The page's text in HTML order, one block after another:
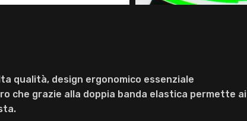
qualità, design ergonomico essenziale
che grazie alla doppia banda elastica permette ai